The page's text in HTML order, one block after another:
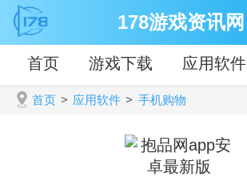
178游戏资讯网
首页 游戏下载 应用软件
首页 > 应用软件 > 手机购物